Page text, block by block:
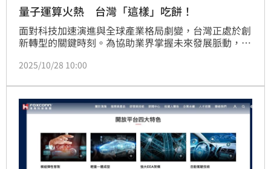
量子運算火熱 台灣「這樣」吃餅！
面對科技加速演進與全球產業格局劇變，台灣正處於創
新轉型的關鍵時刻。為協助業界掌握未來發展脈動，工
日及11月3日至7日舉辦「眺望2026產業發展趨勢研討
業專家與資深分析師，前瞻解析全球經濟與科技變化，
共同探索台灣產業邁向高值化與永續發展的新路徑。
2025/10/28 10:00